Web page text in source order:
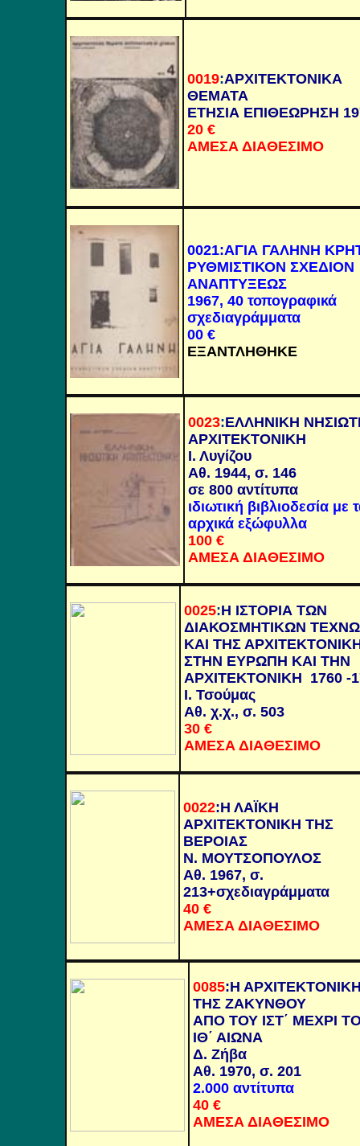
0019:ΑΡΧΙΤΕΚΤΟΝΙΚΑ
ΘΕΜΑΤΑ
ΕΤΗΣΙΑ ΕΠΙΘΕΩΡΗΣΗ
20 €
ΑΜΕΣΑ ΔΙΑΘΕΣΙΜΟ
0021:ΑΓΙΑ ΓΑΛΗΝΗ
ΡΥΘΜΙΣΤΙΚΟΝ ΣΧΕΔΙΟΝ
ΑΝΑΠΤΥΞΕΩΣ
1967, 40 τοπογραφικά
σχεδιαγράμματα
00€
ΕΞΑΝΤΛΗΘΗΚΕ
0023:ΕΛΛΗΝΙΚΗ
ΑΡΧΙΤΕΚΤΟΝΙΚΗ
Ι. Λυγίζου
Αθ. 1944, σ. 146
σε 800 αντίτυπα
ιδιωτική βιβλιοδεσία με
αρχικά εξώφυλλα
100 €
ΑΜΕΣΑ ΔΙΑΘΕΣΙΜΟ
0025:Η ΙΣΤΟΡΙΑ ΤΩΝ
ΔΙΑΚΟΣΜΗΤΙΚΩΝ
ΚΑΙ ΤΗΣ
ΣΤΗΝ ΕΥΡΩΠΗ ΚΑΙ ΤΗΝ
ΑΡΧΙΤΕΚΤΟΝΙΚΗ 1760 -
Ι. Τσούμας
Αθ. χ.χ., σ. 503
30€
ΑΜΕΣΑ ΔΙΑΘΕΣΙΜΟ
0022:Η ΛΑΪΚΗ
ΑΡΧΙΤΕΚΤΟΝΙΚΗ ΤΗΣ
ΒΕΡΟΙΑΣ
Ν. ΜΟΥΤΣΟΠΟΥΛΟΣ
Αθ. 1967, σ.
213+σχεδιαγράμματα
40 €
ΑΜΕΣΑ ΔΙΑΘΕΣΙΜΟ
0085:Η
ΤΗΣ ΖΑΚΥΝΘΟΥ
ΑΠΟ ΤΟΥ ΙΣΤ΄ ΜΕΧΡΙ
ΙΘ΄ ΑΙΩΝΑ
Δ. Ζήβα
Αθ. 1970, σ. 201
2.000 αντίτυπα
40 €
ΑΜΕΣΑ ΔΙΑΘΕΣΙΜΟ